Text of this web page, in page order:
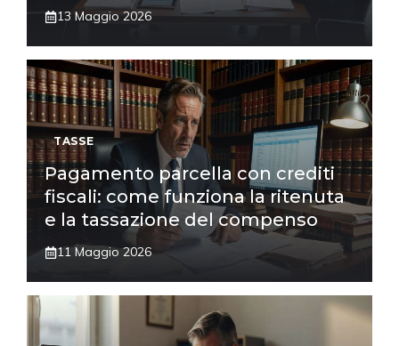
13 Maggio 2026
TASSE
Pagamento parcella con crediti
fiscali: come funziona la ritenuta
e la tassazione del compenso
11 Maggio 2026